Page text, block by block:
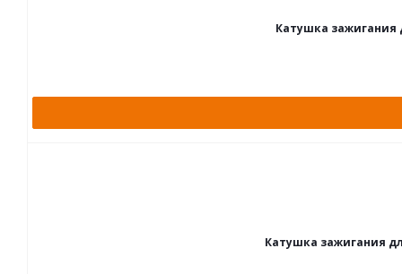
Катушка зажигания
Катушка зажигания